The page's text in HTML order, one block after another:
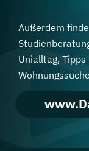
Außerdem
Unialltag,